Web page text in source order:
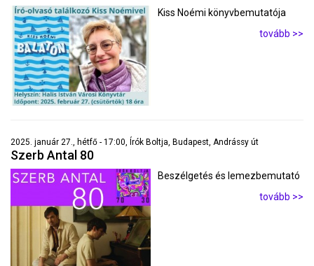
Kiss Noémi könyvbemutatója
tovább >>
2025. január 27., hétfő - 17:00, Írók Boltja, Budapest, Andrássy út
Szerb Antal 80
Beszélgetés és lemezbemutató
tovább >>